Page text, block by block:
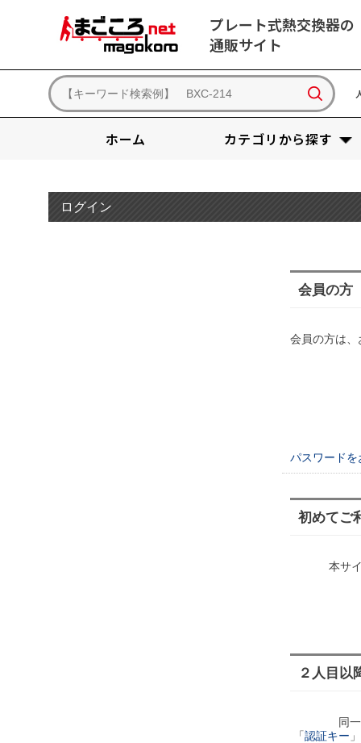
プレート式熱交換器の
通販サイト
ホーム カテゴリから探す
ログイン
会員の方
会員の方は
パスワード
初めてご
本サ
２人目以
同
「認証キー